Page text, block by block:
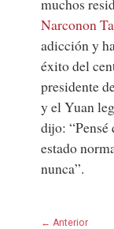
muchos
Narconon
adicción y
éxito del
presidente
y el Yuan
dijo: “Pensé
estado
nunca”.
← Anterior